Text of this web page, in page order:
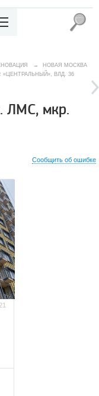
→
НОВАЯ МОСКВА
ВЛД. 36
ЛМС, мкр.
Сообщить об ошибке